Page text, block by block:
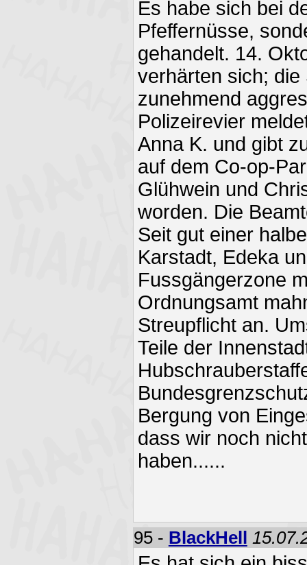
Es habe sich bei
Pfeffernüsse,
gehandelt. 14.
verhärten sich;
zunehmend
Polizeirevier
Anna K. und gibt
auf dem Co-op-
Glühwein und
worden. Die
Seit gut einer
Karstadt, Edeka
Fussgängerzone
Ordnungsamt
Streupflicht an.
Teile der
Bergung von
dass wir noch
haben......
95 - BlackHell